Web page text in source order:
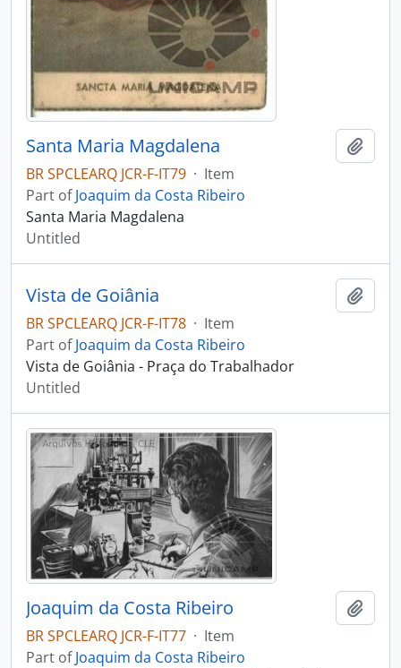
Santa Maria Magdalena
BR SPCLEARQ JCR-F-IT79 · Item
Part ofJoaquim da Costa Ribeiro
Santa Maria Magdalena
Untitled
Vista de Goiânia
BR SPCLEARQ JCR-F-IT78 · Item
Part ofJoaquim da Costa Ribeiro
Vista de Goiânia - Praça do Trabalhador
Untitled
Joaquim da Costa Ribeiro
BR SPCLEARQ JCR-F-IT77 · Item
Part ofJoaquim da Costa Ribeiro